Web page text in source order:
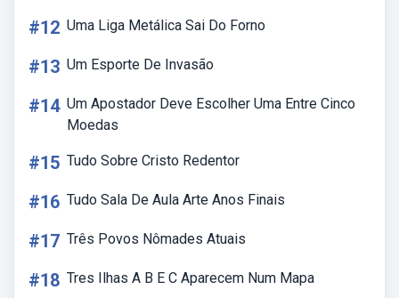
#12 Uma Liga Metálica Sai Do Forno
#13 Um Esporte De Invasão
#14 Um Apostador Deve Escolher Uma Entre Cinco
Moedas
#15 Tudo Sobre Cristo Redentor
#16 Tudo Sala De Aula Arte Anos Finais
#17 Três Povos Nômades Atuais
#18 Tres Ilhas A B E C Aparecem Num Mapa